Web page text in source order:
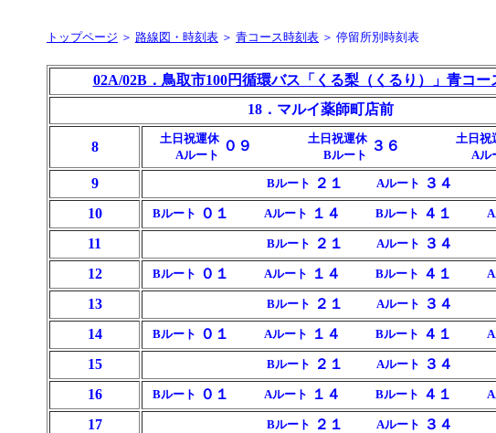
トップページ ＞ 路線図・時刻表 ＞ 青コース時刻表 ＞ 停留所別時刻表
02A/02B．鳥取市100円循環バス「くる梨（くるり）」青コー
18．マルイ薬師町店前
8
土日祝運休
Aルート
０９
土日祝運休
Bルート
３６
土日祝
Aル
9 Bルート ２１ Aルート
３４
10
Bルート ０１ Aルート １４ Bルート ４１
11
Bルート ２１ Aルート
３４
12
Bルート ０１ Aルート １４ Bルート ４１
13
Bルート ２１ Aルート
３４
14
Bルート ０１ Aルート １４ Bルート ４１
15
Bルート ２１ Aルート
３４
16
Bルート ０１ Aルート １４ Bルート ４１
17
Bルート ２１ Aルート
３４